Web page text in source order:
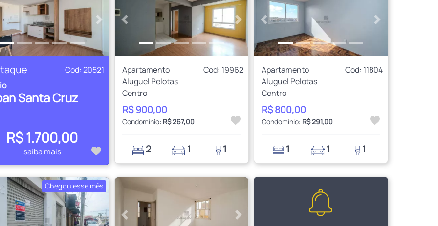
Próximo
Cod: 20521
Santa Cruz
R$ 1.700,00
saiba mais
Anterior Próximo
Apartamento
Cod: 19962
Aluguel Pelotas
Centro
R$ 900,00
Condomínio: R$ 267,00
2 1 1
Anterior Próximo
Apartamento
Cod: 11804
Aluguel Pelotas
Centro
R$ 800,00
Condomínio: R$ 291,00
1 1 1
Chegou esse mês
Anterior Próximo